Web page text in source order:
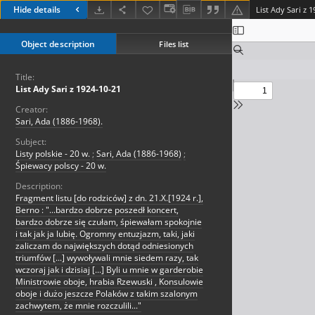
Hide details List Ady Sari z
Object description Files list
Title:
List Ady Sari z 1924-10-21
Creator:
Sari, Ada (1886-1968).
Subject:
Listy polskie - 20 w. ; Sari, Ada (1886-1968) ;
Śpiewacy polscy - 20 w.
Description:
Fragment listu [do rodziców] z dn. 21.X.[1924 r.],
Berno : "...bardzo dobrze poszedł koncert,
bardzo dobrze się czułam, śpiewałam spokojnie
i tak jak ja lubię. Ogromny entuzjazm, taki, jaki
zaliczam do największych dotąd odniesionych
triumfów [...] wywoływali mnie siedem razy, tak
wczoraj jak i dzisiaj [...] Byli u mnie w garderobie
Ministrowie oboje, hrabia Rzewuski , Konsulowie
oboje i dużo jeszcze Polaków z takim szalonym
zachwytem, że mnie rozczulili..."